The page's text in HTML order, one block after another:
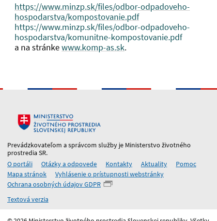
https://www.minzp.sk/files/odbor-odpadoveho-
hospodarstva/kompostovanie.pdf
https://www.minzp.sk/files/odbor-odpadoveho-
hospodarstva/komunitne-kompostovanie.pdf
a na stránkewww.komp-as.sk.
Prevádzkovateľom a správcom služby je Ministerstvo životného
prostredia SR.
O portáli
Otázky a odpovede Kontakty Aktuality
Pomoc
Mapa stránok
Vyhlásenie o prístupnosti webstránky
Ochrana osobných údajov GDPR
Textová verzia